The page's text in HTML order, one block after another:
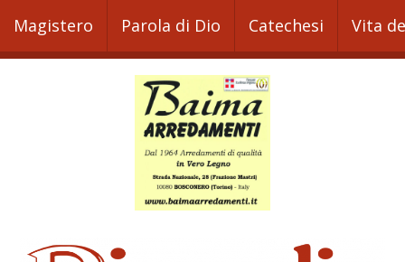
Magistero Parola di Dio Catechesi Vita